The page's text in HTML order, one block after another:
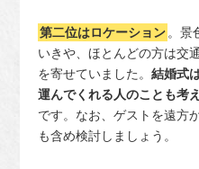
第二位はロケーション 。景
いきや、ほとんどの方は交
を寄せていました。結婚式
運んでくれる人のことも考
です。なお、ゲストを遠方
も含め検討しましょう。